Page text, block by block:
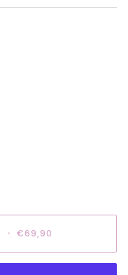
• €69,90